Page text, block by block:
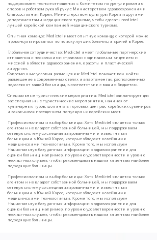
поддерживаем тесные отношения с Комитетом по урегулированию
споров и работаем рука об руку с Министерством здравоохранения и
благосостояния Кореи, Министерством культуры Кореи и другими
департаментами медицинского туризма, чтобы сделать medictel
лучшей корейской компанией медицинского туризма.
Опытная команда: Medictel имеет опытную команду, с которой можно
проконсультироваться по поиску лучших больниц и врачей в Корее.
Глобальное сотрудничество: Medictel имеет глобальные партнерские
отношения с несколькими странами с одинаковым видением и
миссией в области здравоохранения, красоты и пластической
хирургии.
Современные условия размещения: Medictel поможет вам найти
размещение в современных отелях и апартаментах, расположенных
недалеко от вашей больницы, в соответствии с вашим бюджетом.
Специальные туристические мероприятия: Medictel запланирует для
вас специальные туристические мероприятия, начиная от
кулинарных туров, шопинга в торговых центрах, корейских сувениров
и заканчивая посещением популярных корейских мест.
Профессионализм и выбор больницы: Хотя Medictel является только
агентом и не владеет собственной больницей, мы поддерживаем
сетевую систему со специализированными и известными
больницами в Южной Корее, которые обладают новейшими
медицинскими технологиями. Кроме того, мы используем
Национальную базу данных информации о здравоохранении для
оценки больниц, например, по уровню удовлетворенности и уровню
несчастных случаев, чтобы рекомендовать нашим клиентам наиболее
подходящие больницы.
Профессионализм и выбор больницы: Хотя Medictel является только
агентом и не владеет собственной больницей, мы поддерживаем
сетевую систему со специализированными и известными
больницами в Южной Корее, которые обладают новейшими
медицинскими технологиями. Кроме того, мы используем
Национальную базу данных информации о здравоохранении для
оценки больниц, например, по уровню удовлетворенности и уровню
несчастных случаев, чтобы рекомендовать нашим клиентам наиболее
подходящие больницы.